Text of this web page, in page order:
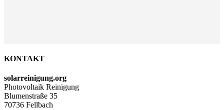
KONTAKT
solarreinigung.org
Photovoltaik Reinigung
Blumenstraße 35
70736 Fellbach